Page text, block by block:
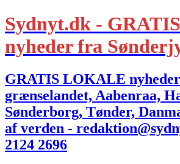
Sydnyt.dk -
nyheder fra
GRATIS LOKALE
grænselandet, Aabenraa,
Sønderborg, Tønder,
af verden -
2124 2696